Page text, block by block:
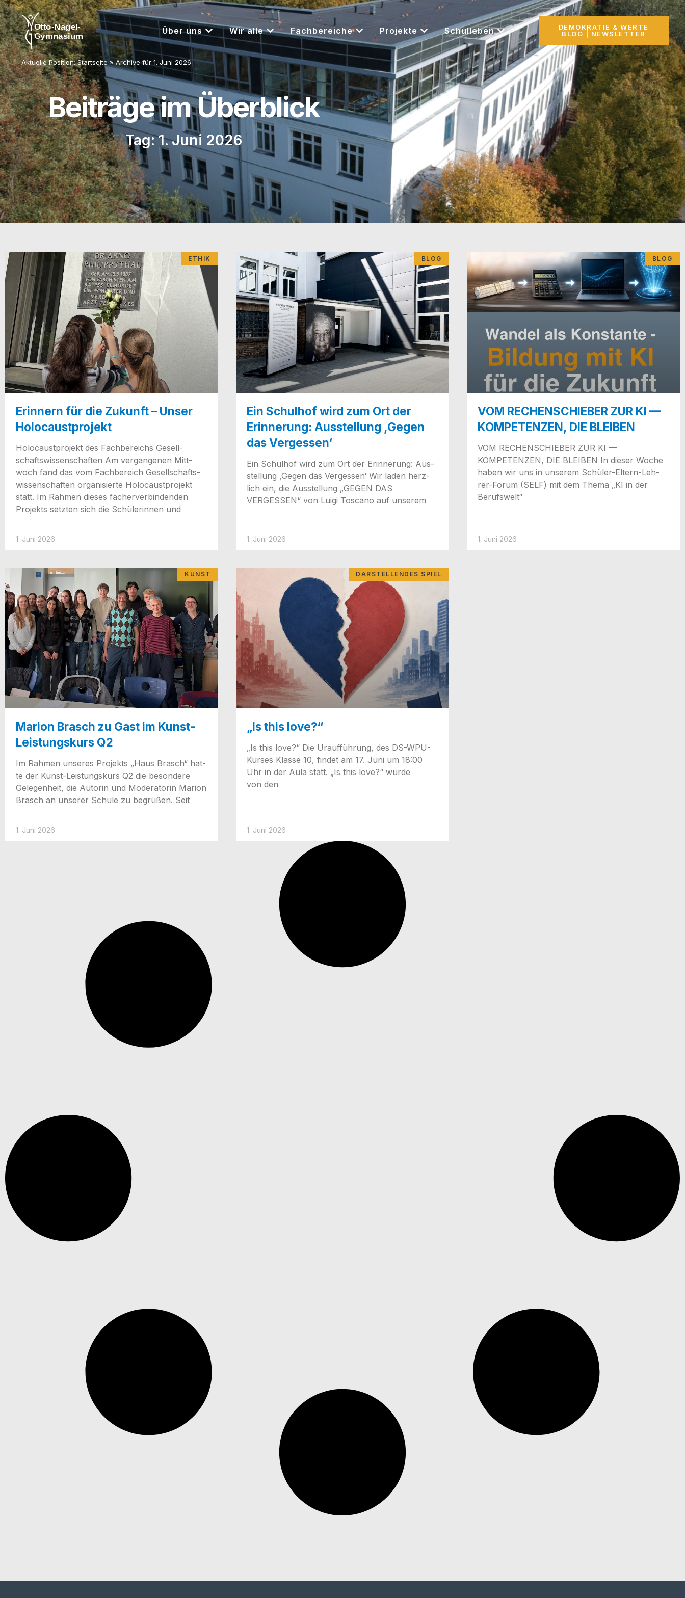
Über uns Wir alle Fachbereiche Projekte Schulleben
DEMOKRATIE & WERTE
BLOG | NEWSLETTER
Aktuelle Position:Startseite »Archive für 1. Juni 2026
Beiträge im Überblick
Tag: 1. Juni 2026
ETHIK
Erinnern für die Zukunft – Unser
Holocaustprojekt
Holo­caust­pro­jekt des Fach­be­reichs Gesell­
schafts­wis­sen­schaf­ten Am ver­gan­ge­nen Mitt­
woch fand das vom Fach­be­reich Gesell­schafts­
wis­sen­schaf­ten orga­ni­sier­te Holo­caust­pro­jekt
statt. Im Rah­men die­ses fächer­ver­bin­den­den
Pro­jekts setz­ten sich die Schü­le­rin­nen und
1. Juni 2026
BLOG
Ein Schulhof wird zum Ort der
Erinnerung: Ausstellung ‚Gegen
das Vergessen‘
Ein Schul­hof wird zum Ort der Erin­ne­rung: Aus­
stel­lung ‚Gegen das Ver­ges­sen‘ Wir laden herz­
lich ein, die Aus­stel­lung „GEGEN DAS
VERGESSEN“ von Lui­gi Tos­ca­no auf unserem
1. Juni 2026
BLOG
VOM RECHENSCHIEBER ZUR KI —
KOMPETENZEN, DIE BLEIBEN
VOM RECHENSCHIEBER ZUR KI —
KOMPETENZEN, DIE BLEIBEN In die­ser Woche
haben wir uns in unse­rem Schü­­ler-Eltern-Leh­­
rer-Forum (SELF) mit dem The­ma „KI in der
Berufswelt“
1. Juni 2026
KUNST
Marion Brasch zu Gast im Kunst-
Leistungskurs Q2
Im Rah­men unse­res Pro­jekts „Haus Brasch“ hat­
te der Kunst-Leis­­tungs­­­kurs Q2 die beson­de­re
Gele­gen­heit, die Autorin und Mode­ra­to­rin Mari­on
Brasch an unse­rer Schu­le zu begrü­ßen. Seit
1. Juni 2026
DARSTELLENDES SPIEL
„Is this love?“
„Is this love?“ Die Urauf­füh­rung, des DS-WPU-
Kur­­ses Klas­se 10, fin­det am 17. Juni um 18:00
Uhr in der Aula statt. „Is this love?“ wur­de
von den
1. Juni 2026